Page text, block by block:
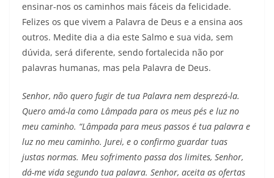
ensinar-nos os caminhos mais fáceis da felicidade.
Felizes os que vivem a Palavra de Deus e a ensina aos
outros. Medite dia a dia este Salmo e sua vida, sem
dúvida, será diferente, sendo fortalecida não por
palavras humanas, mas pela Palavra de Deus.
Senhor, não quero fugir de tua Palavra nem desprezá-la.
Quero amá-la como Lâmpada para os meus pés e luz no
meu caminho. “Lâmpada para meus passos é tua palavra e
luz no meu caminho. Jurei, e o confirmo guardar tuas
justas normas. Meu sofrimento passa dos limites, Senhor,
dá-me vida segundo tua palavra. Senhor, aceita as ofertas